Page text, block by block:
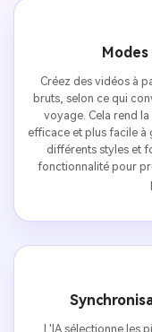
Créez des vidéos à
bruts, selon ce qui
voyage. Cela rend
efficace et plus facile à
différents styles et
fonctionnalité pour
L'IA sélectionne les